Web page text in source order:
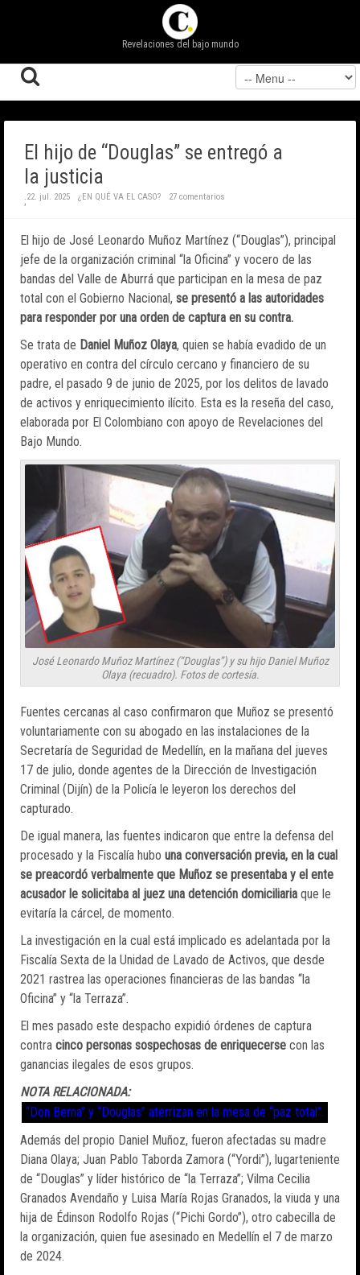
Revelaciones del bajo mundo
El hijo de “Douglas” se entregó a
la justicia
;22. jul. 2025 ¿EN QUÉ VA EL CASO? 27 comentarios
El hijo de José Leonardo Muñoz Martínez (“Douglas”), principal
jefe de la organización criminal “la Oficina” y vocero de las
bandas del Valle de Aburrá que participan en la mesa de paz
total con el Gobierno Nacional, se presentó a las autoridades
para responder por una orden de captura en su contra.
Se trata de Daniel Muñoz Olaya, quien se había evadido de un
operativo en contra del círculo cercano y financiero de su
padre, el pasado 9 de junio de 2025, por los delitos de lavado
de activos y enriquecimiento ilícito. Esta es la reseña del caso,
elaborada por El Colombiano con apoyo de Revelaciones del
Bajo Mundo.
José Leonardo Muñoz Martínez (“Douglas”) y su hijo Daniel Muñoz
Olaya (recuadro). Fotos de cortesía.
Fuentes cercanas al caso confirmaron que Muñoz se presentó
voluntariamente con su abogado en las instalaciones de la
Secretaría de Seguridad de Medellín, en la mañana del jueves
17 de julio, donde agentes de la Dirección de Investigación
Criminal (Dijín) de la Policía le leyeron los derechos del
capturado.
De igual manera, las fuentes indicaron que entre la defensa del
procesado y la Fiscalía hubo una conversación previa, en la cual
se preacordó verbalmente que Muñoz se presentaba y el ente
acusador le solicitaba al juez una detención domiciliaria que le
evitaría la cárcel, de momento.
La investigación en la cual está implicado es adelantada por la
Fiscalía Sexta de la Unidad de Lavado de Activos, que desde
2021 rastrea las operaciones financieras de las bandas “la
Oficina” y “la Terraza”.
El mes pasado este despacho expidió órdenes de captura
contra cinco personas sospechosas de enriquecerse con las
ganancias ilegales de esos grupos.
NOTA RELACIONADA:
“Don Berna” y “Douglas” aterrizan en la mesa de “paz total”.
Además del propio Daniel Muñoz, fueron afectadas su madre
Diana Olaya; Juan Pablo Taborda Zamora (“Yordi”), lugarteniente
de “Douglas” y líder histórico de “la Terraza”; Vilma Cecilia
Granados Avendaño y Luisa María Rojas Granados, la viuda y una
hija de Édinson Rodolfo Rojas (“Pichi Gordo”), otro cabecilla de
la organización, quien fue asesinado en Medellín el 7 de marzo
de 2024.